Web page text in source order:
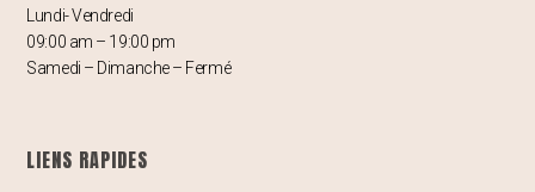
Lundi- Vendredi
09:00 am – 19:00 pm
Samedi – Dimanche – Fermé
LIENS RAPIDES